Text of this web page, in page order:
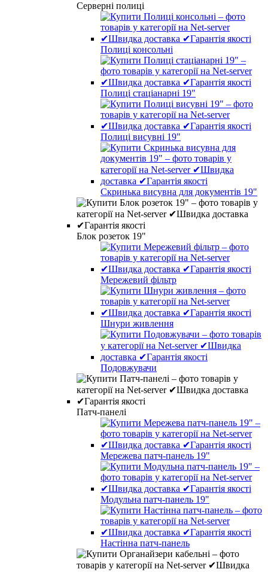
Серверні полиці
Полиці консольні
Полиці стаціанарні 19"
Полиці висувні 19"
Скринька висувна для документів 19"
Блок розеток 19"
Мережевий фільтр
Шнури живлення
Подовжувачи
Патч-панелі
Мережева патч-панель 19"
Модульна патч-панель 19"
Настінна патч-панель